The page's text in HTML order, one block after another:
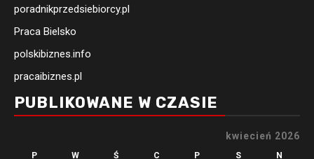
poradnikprzedsiebiorcy.pl
Praca Bielsko
polskibiznes.info
pracaibiznes.pl
PUBLIKOWANE W CZASIE
kwiecień 2026
P W Ś C P S N